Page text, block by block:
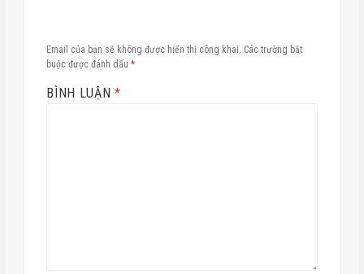
Email của bạn sẽ không được hiển thị công khai. Các trường bắt
buộc được đánh dấu*
BÌNH LUẬN *